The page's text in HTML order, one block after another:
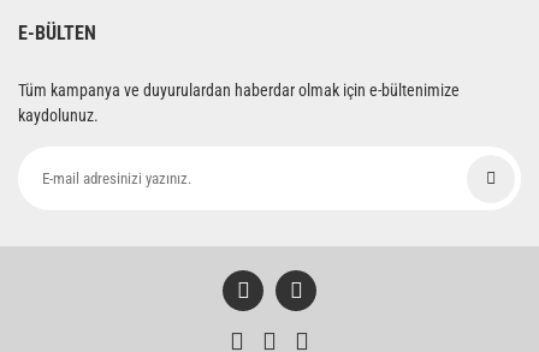
E-BÜLTEN
Tüm kampanya ve duyurulardan haberdar olmak için e-bültenimize
kaydolunuz.